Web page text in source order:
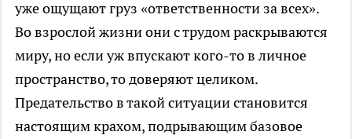
уже ощущают груз «ответственности за всех».
Во взрослой жизни они с трудом раскрываются
миру, но если уж впускают кого-то в личное
пространство, то доверяют целиком.
Предательство в такой ситуации становится
настоящим крахом, подрывающим базовое